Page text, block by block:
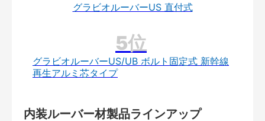
グラビオルーバーUS 直付式
グラビオルーバーUS/UB ボルト固定式 新幹線
再生アルミ芯タイプ
内装ルーバー材製品ラインアップ